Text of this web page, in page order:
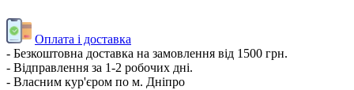
Оплата і доставка
- Безкоштовна доставка на замовлення від 1500 грн.
- Відправлення за 1-2 робочих дні.
- Власним кур'єром по м. Дніпро